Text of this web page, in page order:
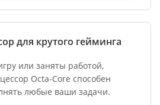
для крутого гейминга
или заняты работой,
Octa-Core способен
любые ваши задачи.